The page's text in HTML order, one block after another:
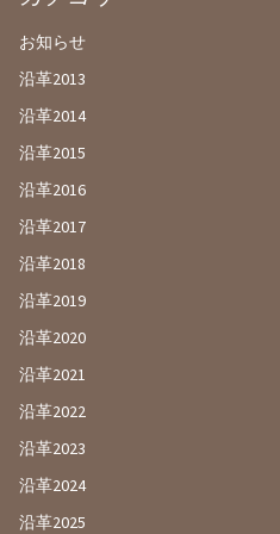
お知らせ
沿革2013
沿革2014
沿革2015
沿革2016
沿革2017
沿革2018
沿革2019
沿革2020
沿革2021
沿革2022
沿革2023
沿革2024
沿革2025